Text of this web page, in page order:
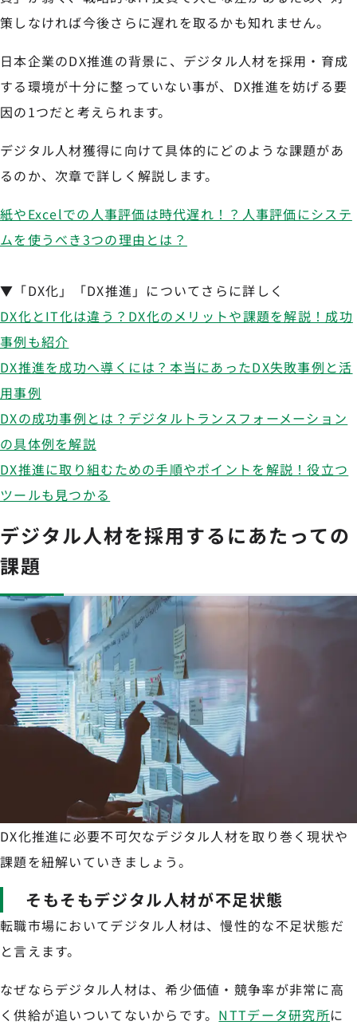
策しなければ今後さらに遅れを取るかも知れません。
日本企業のDX推進の背景に、デジタル人材を採用・育成
する環境が十分に整っていない事が、DX推進を妨げる要
因の1つだと考えられます。
デジタル人材獲得に向けて具体的にどのような課題があ
るのか、次章で詳しく解説します。
紙やExcelでの人事評価は時代遅れ！？人事評価にシステ
ムを使うべき3つの理由とは？
▼「DX化」「DX推進」についてさらに詳しく
DX化とIT化は違う？DX化のメリットや課題を解説！成功
事例も紹介
DX推進を成功へ導くには？本当にあったDX失敗事例と活
用事例
DXの成功事例とは？デジタルトランスフォーメーション
の具体例を解説
DX推進に取り組むための手順やポイントを解説！役立つ
ツールも見つかる
デジタル人材を採用するにあたっての
課題
DX化推進に必要不可欠なデジタル人材を取り巻く現状や
課題を紐解いていきましょう。
そもそもデジタル人材が不足状態
転職市場においてデジタル人材は、慢性的な不足状態だ
と言えます。
なぜならデジタル人材は、希少価値・競争率が非常に高
く供給が追いついてないからです。 NTTデータ研究所に